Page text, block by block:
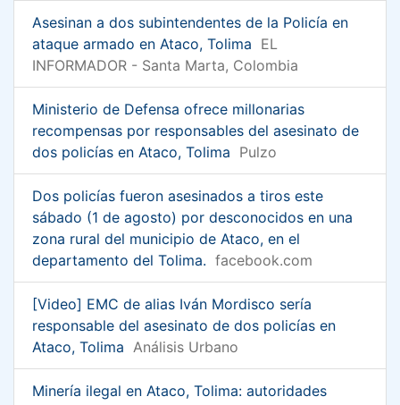
Asesinan a dos subintendentes de la Policía en
ataque armado en Ataco, Tolima EL
INFORMADOR - Santa Marta, Colombia
Ministerio de Defensa ofrece millonarias
recompensas por responsables del asesinato de
dos policías en Ataco, Tolima Pulzo
Dos policías fueron asesinados a tiros este
sábado (1 de agosto) por desconocidos en una
zona rural del municipio de Ataco, en el
departamento del Tolima. facebook.com
[Video] EMC de alias Iván Mordisco sería
responsable del asesinato de dos policías en
Ataco, Tolima Análisis Urbano
Minería ilegal en Ataco, Tolima: autoridades